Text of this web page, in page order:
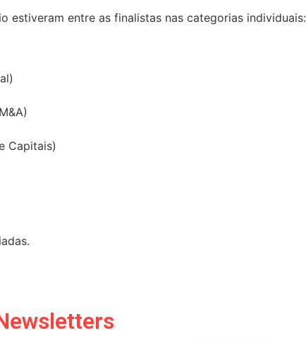
estiveram entre as finalistas nas categorias individuais:
Capitais)